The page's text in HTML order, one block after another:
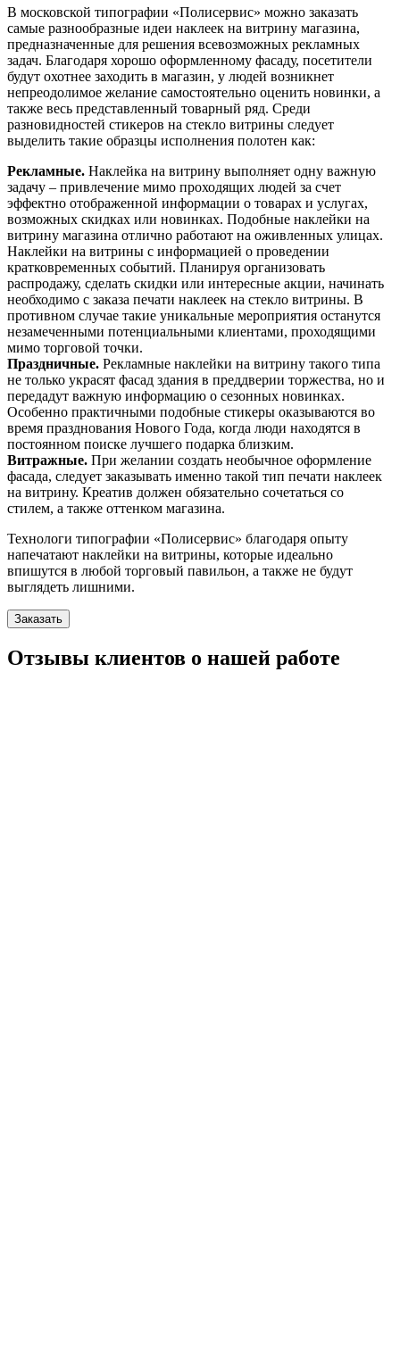
В московской типографии «Полисервис» можно заказать
самые разнообразные идеи наклеек на витрину магазина,
предназначенные для решения всевозможных рекламных
задач. Благодаря хорошо оформленному фасаду, посетители
будут охотнее заходить в магазин, у людей возникнет
непреодолимое желание самостоятельно оценить новинки, а
также весь представленный товарный ряд. Среди
разновидностей стикеров на стекло витрины следует
выделить такие образцы исполнения полотен как:
Рекламные. Наклейка на витрину выполняет одну важную
задачу – привлечение мимо проходящих людей за счет
эффектно отображенной информации о товарах и услугах,
возможных скидках или новинках. Подобные наклейки на
витрину магазина отлично работают на оживленных улицах.
Наклейки на витрины с информацией о проведении
кратковременных событий. Планируя организовать
распродажу, сделать скидки или интересные акции, начинать
необходимо с заказа печати наклеек на стекло витрины. В
противном случае такие уникальные мероприятия останутся
незамеченными потенциальными клиентами, проходящими
мимо торговой точки.
Праздничные. Рекламные наклейки на витрину такого типа
не только украсят фасад здания в преддверии торжества, но и
передадут важную информацию о сезонных новинках.
Особенно практичными подобные стикеры оказываются во
время празднования Нового Года, когда люди находятся в
постоянном поиске лучшего подарка близким.
Витражные. При желании создать необычное оформление
фасада, следует заказывать именно такой тип печати наклеек
на витрину. Креатив должен обязательно сочетаться со
стилем, а также оттенком магазина.
Технологи типографии «Полисервис» благодаря опыту
напечатают наклейки на витрины, которые идеально
впишутся в любой торговый павильон, а также не будут
выглядеть лишними.
Заказать
Отзывы клиентов о нашей работе